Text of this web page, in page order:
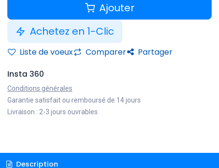
Ajouter
Achetez en 1-Clic
Liste de voeux Comparer
Partager
Insta 360
Conditions générales
Garantie satisfait ou remboursé de 14 jours
Livraison : 2-3 jours ouvrables
Description